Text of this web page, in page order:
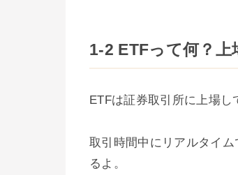
1-2 ETFって何？上
ETFは証券取引所に上場
取引時間中にリアルタイ
るよ。